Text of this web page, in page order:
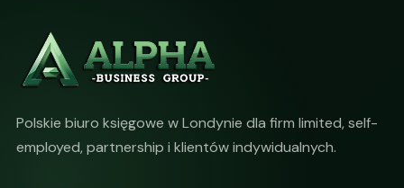
Polskie biuro księgowe w Londynie dla firm limited, self-
employed, partnership i klientów indywidualnych.